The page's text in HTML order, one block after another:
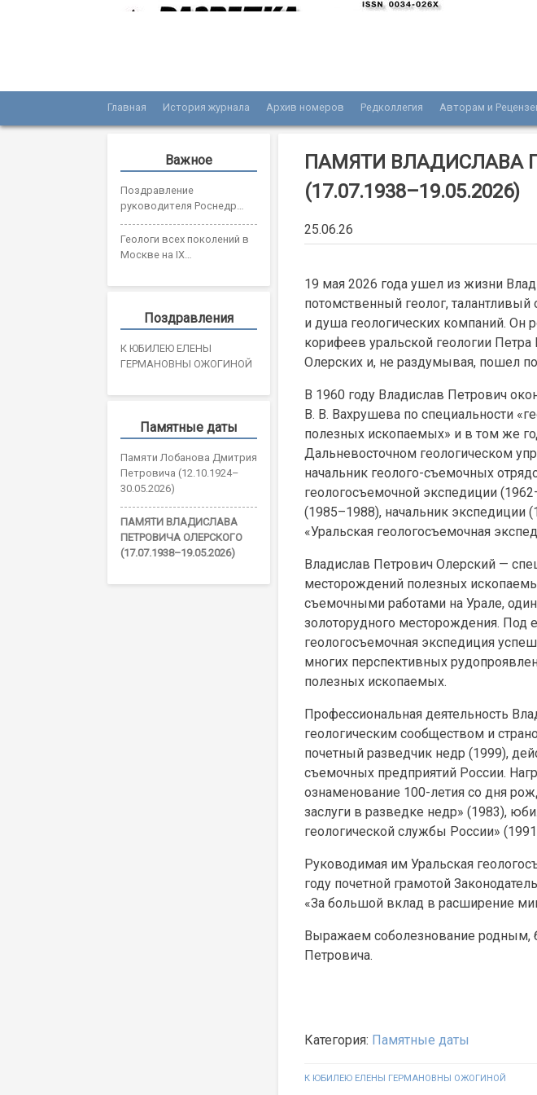
Журнал «Разведка и охрана недр»
Мы рады вас приветствовать на сайте журнала «Разведка и охрана
Главная История журнала Архив номеров Редколлегия Авторам и
ПАМЯТИ ВЛАДИСЛАВА
(17.07.1938–19.05.2026)
25.06.26
19 мая 2026 года ушел из жизни
потомственный геолог, талантливый
и душа геологических компаний. Он
корифеев уральской геологии
Олерских и, не раздумывая, пошел
В 1960 году Владислав Петрович
В. В. Вахрушева по специальности
полезных ископаемых» и в том же
Дальневосточном геологическом
начальник геолого-съемочных
геологосъемочной экспедиции
(1985–1988), начальник экспедиции
«Уральская геологосъемочная
Владислав Петрович Олерский —
месторождений полезных
съемочными работами на Урале,
золоторудного месторождения. Под
геологосъемочная экспедиция
многих перспективных
полезных ископаемых.
Профессиональная деятельность
геологическим сообществом и
почетный разведчик недр (1999),
съемочных предприятий России.
ознаменование 100-летия со дня
заслуги в разведке недр» (1983),
геологической службы России»
Руководимая им Уральская
году почетной грамотой
«За большой вклад в расширение
Выражаем соболезнование родным,
Петровича.
Категория: Памятные даты
Навигация
К ЮБИЛЕЮ ЕЛЕНЫ ГЕРМАНОВНЫ ОЖОГИНОЙ
Важное
Поздравление
руководителя Роснедр
Олега Казанова с Днем
геолога
Геологи всех поколений в
Москве на IX
геологов
Поздравления
К ЮБИЛЕЮ ЕЛЕНЫ
ГЕРМАНОВНЫ ОЖОГИНОЙ
Памятные даты
Памяти Лобанова Дмитрия
Петровича (12.10.1924–
30.05.2026)
ПАМЯТИ ВЛАДИСЛАВА
ПЕТРОВИЧА ОЛЕРСКОГО
(17.07.1938–19.05.2026)